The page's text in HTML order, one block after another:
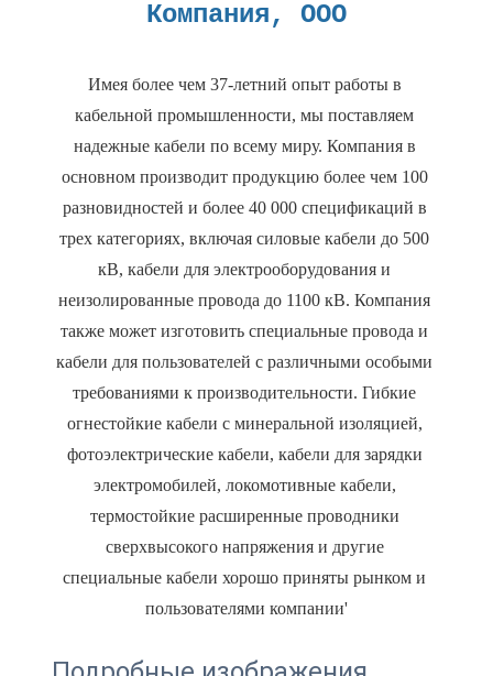
Имея более чем 37-летний опыт работы в
кабельной промышленности, мы поставляем
надежные кабели по всему миру. Компания в
основном производит продукцию более чем 100
разновидностей и более 40 000 спецификаций в
трех категориях, включая силовые кабели до 500
кВ, кабели для электрооборудования и
неизолированные провода до 1100 кВ. Компания
также может изготовить специальные провода и
кабели для пользователей с различными особыми
требованиями к производительности. Гибкие
огнестойкие кабели с минеральной изоляцией,
фотоэлектрические кабели, кабели для зарядки
электромобилей, локомотивные кабели,
термостойкие расширенные проводники
сверхвысокого напряжения и другие
специальные кабели хорошо приняты рынком и